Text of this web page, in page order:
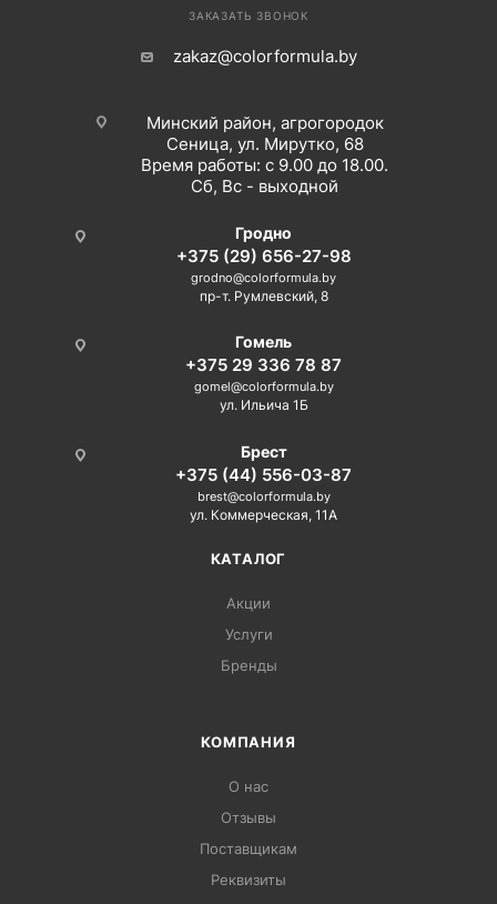
ЗАКАЗАТЬ ЗВОНОК
zakaz@colorformula.by
Минский район, агрогородок
Сеница, ул. Мирутко, 68
Время работы: с 9.00 до 18.00.
Сб, Вс - выходной
Гродно
+375 (29) 656-27-98
grodno@colorformula.by
пр-т. Румлевский, 8
Гомель
+375 29 336 78 87
gomel@colorformula.by
ул. Ильича 1Б
Брест
+375 (44) 556-03-87
brest@colorformula.by
ул. Коммерческая, 11А
КАТАЛОГ
Акции
Услуги
Бренды
КОМПАНИЯ
О нас
Отзывы
Поставщикам
Реквизиты